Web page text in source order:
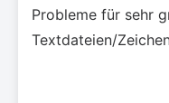
Probleme für sehr
Textdateien/